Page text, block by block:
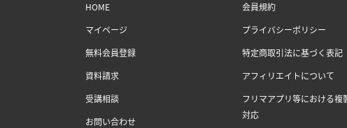
HOME
マイページ
無料会員登録
資料請求
受講相談
お問い合わせ
会員規約
プライバシーポリシー
特定商取引法に基づく表記
アフィリエイトについて
フリマアプリ等における複
対応